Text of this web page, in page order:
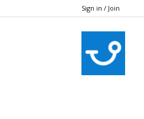
Sign in / Join